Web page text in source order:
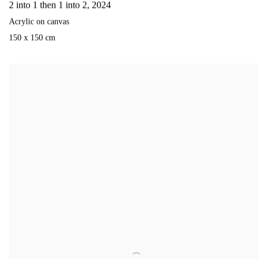
2 into 1 then 1 into 2, 2024
Acrylic on canvas
150 x 150 cm